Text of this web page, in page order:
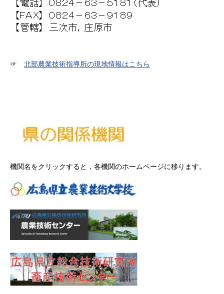
☞ 北部農業技術指導所の現地情報はこちら
機関名をクリックすると，各機関のホームページに移ります。